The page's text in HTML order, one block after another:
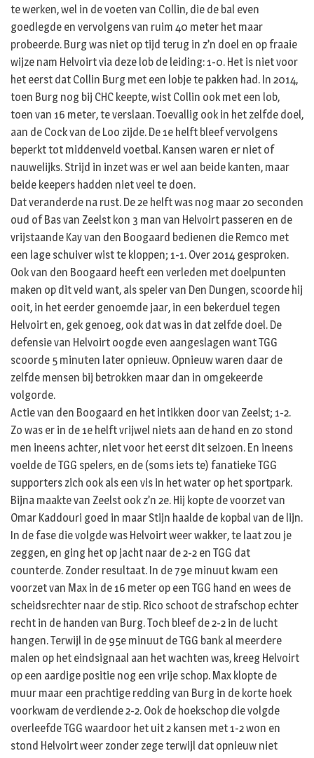
te werken, wel in de voeten van Collin, die de bal even
goedlegde en vervolgens van ruim 40 meter het maar
probeerde. Burg was niet op tijd terug in z’n doel en op fraaie
wijze nam Helvoirt via deze lob de leiding: 1-0. Het is niet voor
het eerst dat Collin Burg met een lobje te pakken had. In 2014,
toen Burg nog bij CHC keepte, wist Collin ook met een lob,
toen van 16 meter, te verslaan. Toevallig ook in het zelfde doel,
aan de Cock van de Loo zijde. De 1e helft bleef vervolgens
beperkt tot middenveld voetbal. Kansen waren er niet of
nauwelijks. Strijd in inzet was er wel aan beide kanten, maar
beide keepers hadden niet veel te doen.
Dat veranderde na rust. De 2e helft was nog maar 20 seconden
oud of Bas van Zeelst kon 3 man van Helvoirt passeren en de
vrijstaande Kay van den Boogaard bedienen die Remco met
een lage schuiver wist te kloppen; 1-1. Over 2014 gesproken.
Ook van den Boogaard heeft een verleden met doelpunten
maken op dit veld want, als speler van Den Dungen, scoorde hij
ooit, in het eerder genoemde jaar, in een bekerduel tegen
Helvoirt en, gek genoeg, ook dat was in dat zelfde doel. De
defensie van Helvoirt oogde even aangeslagen want TGG
scoorde 5 minuten later opnieuw. Opnieuw waren daar de
zelfde mensen bij betrokken maar dan in omgekeerde
volgorde.
Actie van den Boogaard en het intikken door van Zeelst; 1-2.
Zo was er in de 1e helft vrijwel niets aan de hand en zo stond
men ineens achter, niet voor het eerst dit seizoen. En ineens
voelde de TGG spelers, en de (soms iets te) fanatieke TGG
supporters zich ook als een vis in het water op het sportpark.
Bijna maakte van Zeelst ook z’n 2e. Hij kopte de voorzet van
Omar Kaddouri goed in maar Stijn haalde de kopbal van de lijn.
In de fase die volgde was Helvoirt weer wakker, te laat zou je
zeggen, en ging het op jacht naar de 2-2 en TGG dat
counterde. Zonder resultaat. In de 79e minuut kwam een
voorzet van Max in de 16 meter op een TGG hand en wees de
scheidsrechter naar de stip. Rico schoot de strafschop echter
recht in de handen van Burg. Toch bleef de 2-2 in de lucht
hangen. Terwijl in de 95e minuut de TGG bank al meerdere
malen op het eindsignaal aan het wachten was, kreeg Helvoirt
op een aardige positie nog een vrije schop. Max klopte de
muur maar een prachtige redding van Burg in de korte hoek
voorkwam de verdiende 2-2. Ook de hoekschop die volgde
overleefde TGG waardoor het uit 2 kansen met 1-2 won en
stond Helvoirt weer zonder zege terwijl dat opnieuw niet